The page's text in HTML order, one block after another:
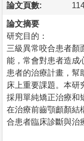
論文頁數:
論文摘要
研究目的：
三級異常咬合患者顏
能，常會對患者造成
患者的治療計畫，幫
床上重要課題。本研
採用單純矯正治療和
在治療前齒顎顱顏結
合患者臨床診斷與治